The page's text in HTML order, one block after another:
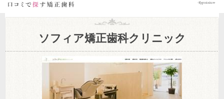
ソフィア矯正歯科クリニック